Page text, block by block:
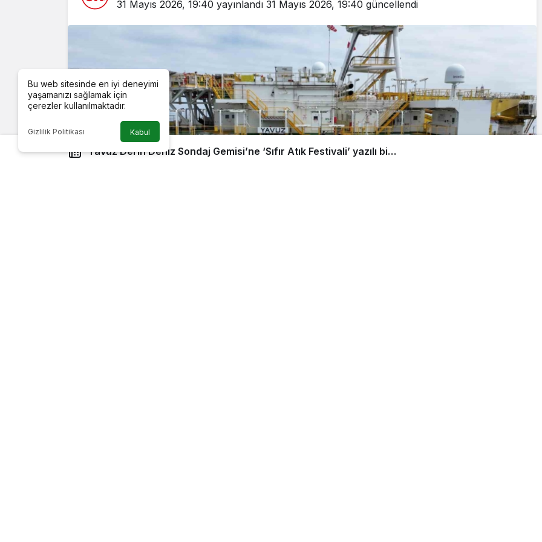
31 Mayıs 2026, 19:40 yayınlandı 31 Mayıs 2026, 19:40 güncellendi
Yavuz Derin Deniz Sondaj Gemisi’ne ‘Sıfır Atık Festivali’ yazılı bir
Bu web sitesinde en iyi deneyimi
yaşamanızı sağlamak için
çerezler kullanılmaktadır.
Gizlilik Politikası Kabul